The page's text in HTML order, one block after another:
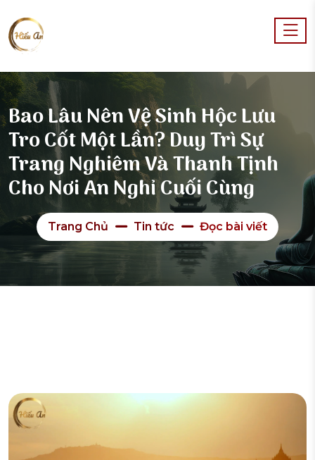
Bao Lâu Nên Vệ Sinh Hộc Lưu
Tro Cốt Một Lần? Duy Trì Sự
Trang Nghiêm Và Thanh Tịnh
Cho Nơi An Nghỉ Cuối Cùng
Trang Chủ Tin tức Đọc bài viết